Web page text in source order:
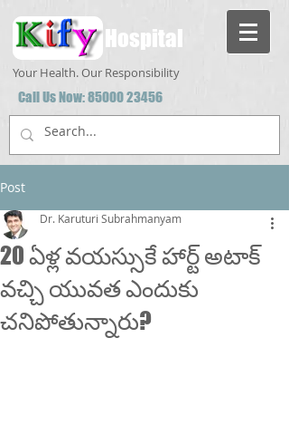
Hospital
Your Health. Our Responsibility
Call Us Now:85000 23456
Post
20 ఏళ్ల వయస్సుకే హార్ట్ అటాక్‌
వచ్చి యువత ఎందుకు
చనిపోతున్నారు?
Dr. Karuturi Subrahmanyam